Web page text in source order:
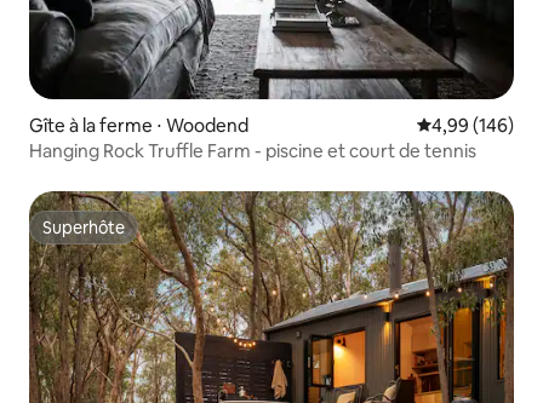
Gîte à la ferme ⋅ Woodend Évaluation
4,99 (146)
Hanging Rock Truffle Farm - piscine et court de tennis
Superhôte
Superhôte